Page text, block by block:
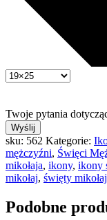
Twoje pytania
Wyślij
sku: 562 Kategorie:
mężczyźni, Święci
mikołaja, ikony, ikony
mikołaj, święty
Podobne